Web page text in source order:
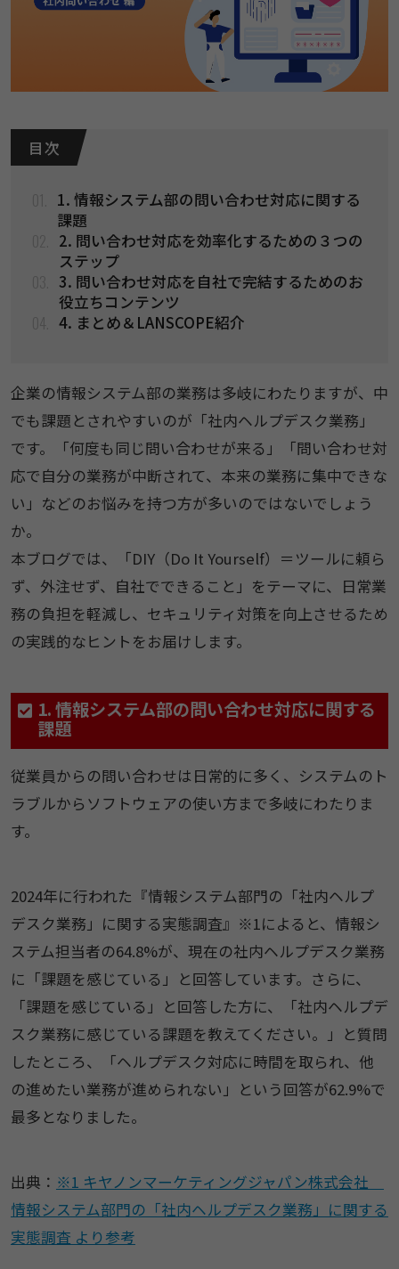
目 次
1. 情報システム部の問い合わせ対応に関する
課題​
2. 問い合わせ対応を効率化するための３つの
ステップ
3. 問い合わせ対応を自社で完結するためのお
役立ちコンテンツ
4. まとめ＆LANSCOPE紹介
企業の情報システム部の業務は多岐にわたりますが、中
でも課題とされやすいのが「社内ヘルプデスク業務」
です。「何度も同じ問い合わせが来る」「問い合わせ対
応で自分の業務が中断されて、本来の業務に集中できな
い」などのお悩みを持つ方が多いのではないでしょう
か。
本ブログでは、「DIY（Do It Yourself）＝ツールに頼ら
ず、外注せず、自社でできること」をテーマに、日常業
務の負担を軽減し、セキュリティ対策を向上させるため
の実践的なヒントをお届けします。
1. 情報システム部の問い合わせ対応に関する
課題​
従業員からの問い合わせは日常的に多く、システムのト
ラブルからソフトウェアの使い方まで多岐にわたりま
す。
2024年に行われた『情報システム部門の「社内ヘルプ
デスク業務」に関する実態調査』※1によると、情報シ
ステム担当者の64.8%が、現在の社内ヘルプデスク業務
に「課題を感じている」と回答しています。さらに、
「課題を感じている」と回答した方に、「社内ヘルプデ
スク業務に感じている課題を教えてください。」と質問
したところ、「ヘルプデスク対応に時間を取られ、他
の進めたい業務が進められない」という回答が62.9%で
最多となりました。
出典： ※1 キヤノンマーケティングジャパン株式会社
情報システム部門の「社内ヘルプデスク業務」に関する
実態調査 より参考